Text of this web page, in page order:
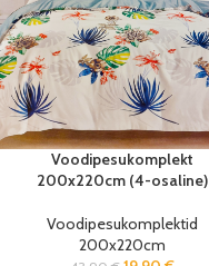
Voodipesukomplekt
200x220cm (4-osaline)
Voodipesukomplektid
200x220cm